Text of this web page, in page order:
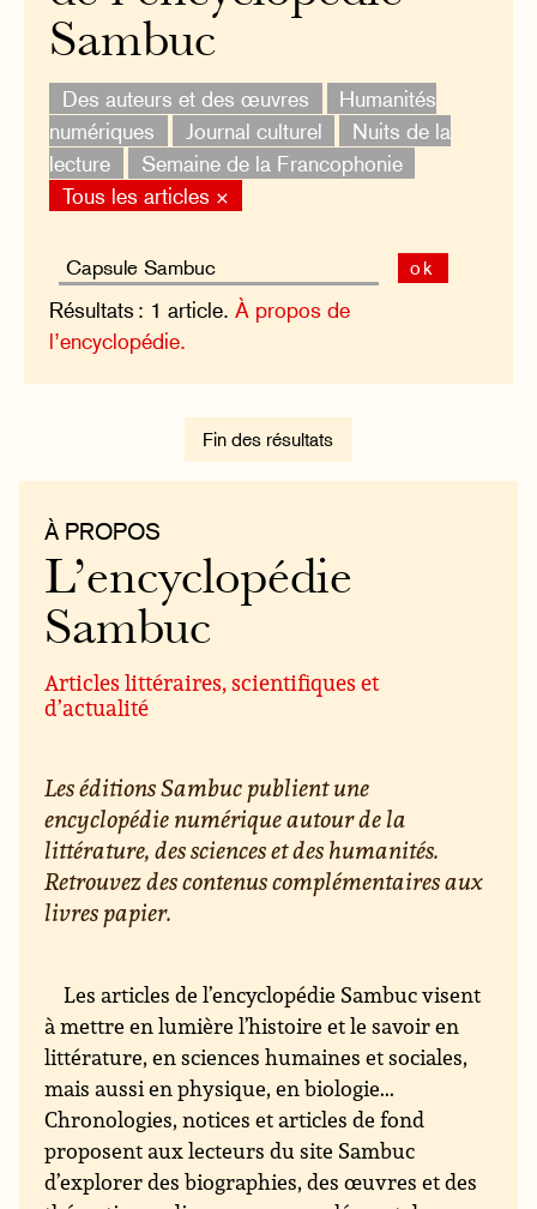
Sambuc
Des auteurs et des œuvres
Humanités
numériques
Journal culturel
Nuits de la
lecture
Semaine de la Francophonie
Tous les articles ×
ok
Résultats : 1 article.À propos de
l’encyclopédie.
Fin des résultats
À PROPOS
L’encyclopédie
Sambuc
Articles littéraires, scientifiques et
d’actualité
Les éditions Sambuc publient une
encyclopédie numérique autour de la
littérature, des sciences et des humanités.
Retrouvez des contenus complémentaires aux
livres papier.
Les articles de l’encyclopédie Sambuc visent
à mettre en lumière l’histoire et le savoir en
littérature, en sciences humaines et sociales,
mais aussi en physique, en biologie...
Chronologies, notices et articles de fond
proposent aux lecteurs du site Sambuc
d’explorer des biographies, des œuvres et des